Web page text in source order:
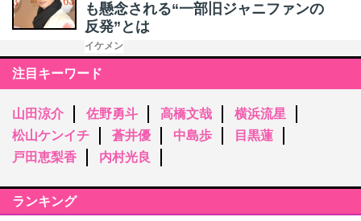
も懸念される“一部旧ジャニファンの
反発”とは
イケメン
注目キーワード
山田涼介 佐野勇斗 高橋文哉
横浜流星
松山ケンイチ
蒼井優 中島歩
目黒蓮
戸田恵梨香
内村光良
ランキング